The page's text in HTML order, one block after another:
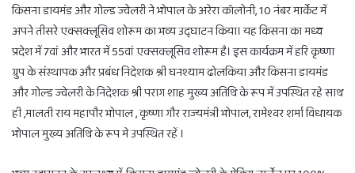
किसना डायमंड और गोल्ड ज्वेलरी ने भोपाल के अरेरा कॉलोनी, 10 नंबर मार्केट में
अपने तीसरे एक्सक्लूसिव शोरूम का भव्य उद्घाटन किया। यह किसना का मध्य
प्रदेश में 7वां और भारत में 55वां एक्सक्लूसिव शोरूम है। इस कार्यक्रम में हरि कृष्णा
ग्रुप के संस्थापक और प्रबंध निदेशक श्री घनश्याम ढोलकिया और किसना डायमंड
और गोल्ड ज्वेलरी के निदेशक श्री पराग शाह मुख्य अतिथि के रूप में उपस्थित रहे साथ
ही ,मालती राय महापौर भोपाल , कृष्णा गौर राज्यमंत्री भोपाल, रामेश्वर शर्मा विधायक
भोपाल मुख्य अतिथि के रूप मे उपस्थित रहें ।